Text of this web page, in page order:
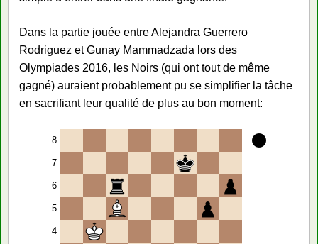
Dans la partie jouée entre Alejandra Guerrero
Rodriguez et Gunay Mammadzada lors des
Olympiades 2016, les Noirs (qui ont tout de même
gagné) auraient probablement pu se simplifier la tâche
en sacrifiant leur qualité de plus au bon moment:
8
7
6
5
4